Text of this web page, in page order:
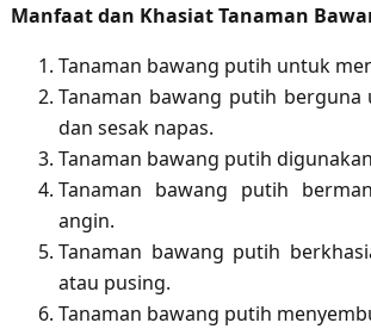
Manfaat dan Khasiat Tanaman
Tanaman bawang putih untuk
Tanaman bawang putih
dan sesak napas.
Tanaman bawang putih
Tanaman bawang putih
angin.
Tanaman bawang putih
atau pusing.
Tanaman bawang putih